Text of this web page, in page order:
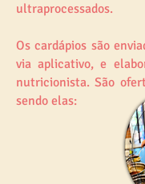
ultraprocessados.
Os cardápios são
via aplicativo, e
nutricionista. São
sendo elas: